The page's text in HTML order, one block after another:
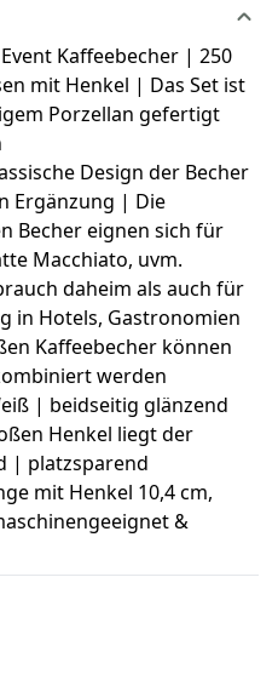
Kaffeebecher | 250
mit Henkel | Das Set ist
Porzellan gefertigt
Design der Becher
Ergänzung | Die
Becher eignen sich für
Macchiato, uvm.
daheim als auch für
in Hotels, Gastronomien
Kaffeebecher können
werden
| beidseitig glänzend
Henkel liegt der
| platzsparend
mit Henkel 10,4 cm,
&